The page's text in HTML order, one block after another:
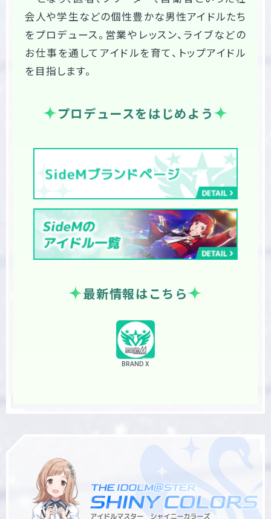
会人や学生などの個性豊かな男性アイドルたち
をプロデュース。営業やレッスン、ライブなどの
お仕事を通してアイドルを育て、トップアイドル
を目指します。
プロデュースをはじめよう
最新情報はこちら
BRAND X